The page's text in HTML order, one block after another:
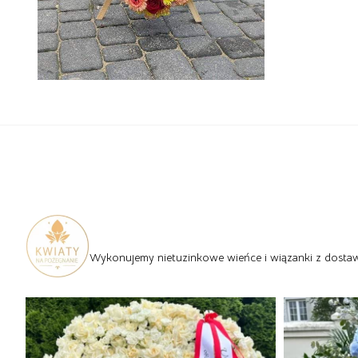
Wykonujemy nietuzinkowe wieńce i wiązanki z